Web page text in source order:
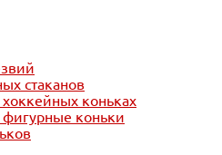
стаканов
коньках
фигурные коньки